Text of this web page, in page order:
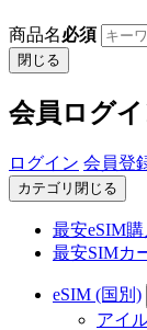
商品名必須
閉じる
会員ログ
ログイン 会員登
カテゴリ閉じる
最安eSIM購
最安SIMカ
eSIM (国別)
アイ